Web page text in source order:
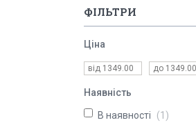
ФІЛЬТРИ
Ціна
Наявність
В наявності 1